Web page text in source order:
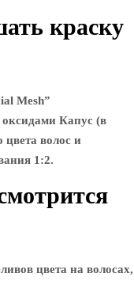
краску
Mesh”
оксидами Капус (в
цвета волос и
1:2.
цвета на волосах,